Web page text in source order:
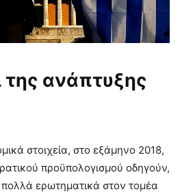
ανάπτυξης
στοιχεία, στο εξάμηνο 2018,
προϋπολογισμού οδηγούν,
ερωτηματικά στον τομέα